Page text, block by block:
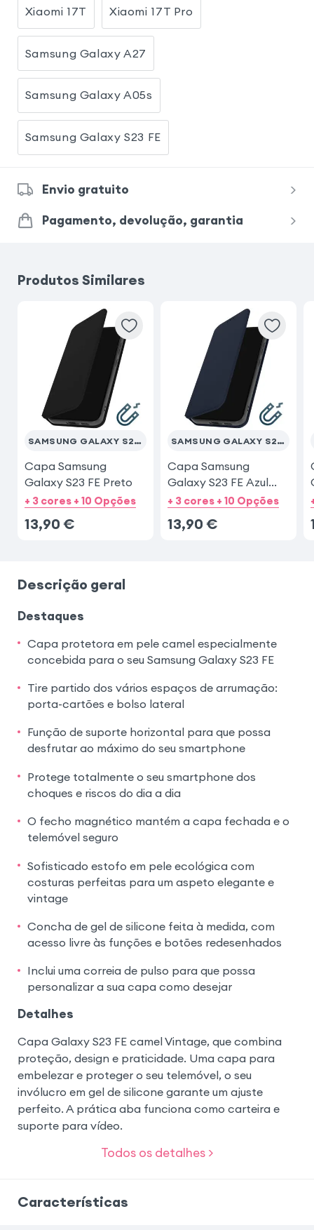
Xiaomi 17T Xiaomi 17T Pro
Samsung Galaxy A27
Samsung Galaxy A05s
Samsung Galaxy S23 FE
Envio gratuito
Pagamento, devolução, garantia
Produtos Similares
SAMSUNG GALAXY S23 FE
Capa Samsung
Galaxy S23 FE Preto
+ 3 cores + 10 Opções
13,90 €
SAMSUNG GALAXY S23 FE
Capa Samsung
Galaxy S23 FE Azul
escuro
+ 3 cores + 10 Opções
13,90 €
Descrição geral
Destaques
Capa protetora em pele camel especialmente
concebida para o seu Samsung Galaxy S23 FE
Tire partido dos vários espaços de arrumação:
porta-cartões e bolso lateral
Função de suporte horizontal para que possa
desfrutar ao máximo do seu smartphone
Protege totalmente o seu smartphone dos
choques e riscos do dia a dia
O fecho magnético mantém a capa fechada e o
telemóvel seguro
Sofisticado estofo em pele ecológica com
costuras perfeitas para um aspeto elegante e
vintage
Concha de gel de silicone feita à medida, com
acesso livre às funções e botões redesenhados
Inclui uma correia de pulso para que possa
personalizar a sua capa como desejar
Detalhes
Capa Galaxy S23 FE camel Vintage, que combina
proteção, design e praticidade. Uma capa para
embelezar e proteger o seu telemóvel, o seu
invólucro em gel de silicone garante um ajuste
perfeito. A prática aba funciona como carteira e
suporte para vídeo.
Todos os detalhes >
Características